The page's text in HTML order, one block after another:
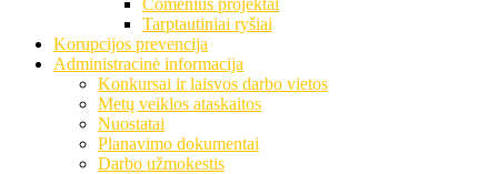
Comenius projektai
Tarptautiniai ryšiai
Korupcijos prevencija
Administracinė informacija
Konkursai ir laisvos darbo vietos
Metų veiklos ataskaitos
Nuostatai
Planavimo dokumentai
Darbo užmokestis